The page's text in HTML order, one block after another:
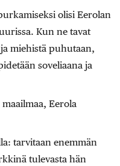
olisi Eerolan
Kun ne tavat
miehistä puhutaan,
soveliaana ja
Eerola
tarvitaan enemmän
tulevasta hän